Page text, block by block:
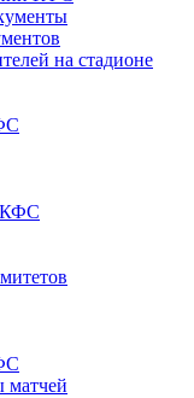
на стадионе
КФС
матчей